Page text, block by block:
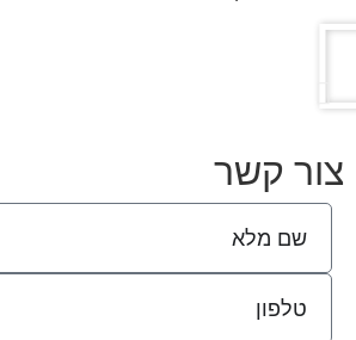
1. מעבר לדיור מוגן : ברור לנו שבלעדייך היינו
מהפרטים החשובים. השליטה שלך בתחום הדיור
לעזר רב.
2. מכירת דיר תנו : גם כאן הכל זרם למישרין
עם הקונים היה הוגן כלפי שני הצדדים.
מעבר לביצוע המושלם מצאנו בך מקור של ידע,
כמונו.
צור קשר